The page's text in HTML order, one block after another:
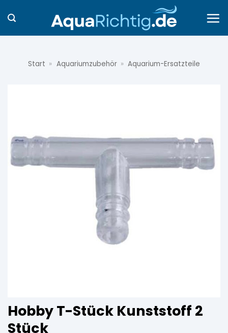
Inhalt
springen
Start » Aquariumzubehör » Aquarium-Ersatzteile
Hobby T-Stück Kunststoff 2
Stück